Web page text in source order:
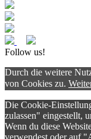
Follow us!
Durch die weitere
von Cookies zu.
Die Cookie-
zulassen" eingestellt,
Wenn du diese
verwendest oder auf